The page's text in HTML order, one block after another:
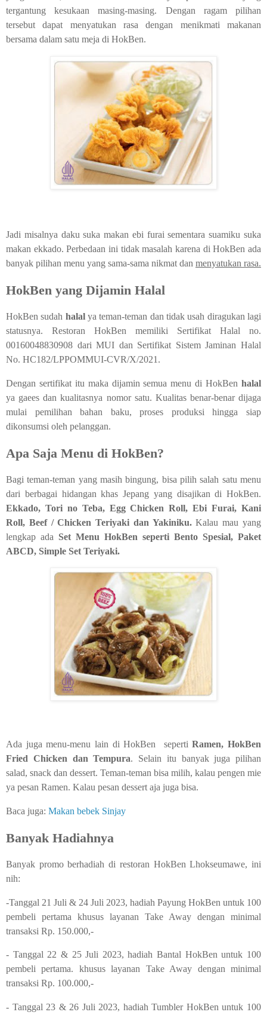
tergantung kesukaan masing-masing. Dengan ragam pilihan
tersebut dapat menyatukan rasa dengan menikmati makanan
bersama dalam satu meja di HokBen.
Jadi misalnya daku suka makan ebi furai sementara suamiku suka
makan ekkado. Perbedaan ini tidak masalah karena di HokBen ada
banyak pilihan menu yang sama-sama nikmat dan menyatukan rasa.
HokBen yang Dijamin Halal
HokBen sudah halalya teman-teman dan tidak usah diragukan lagi
statusnya. Restoran HokBen memiliki Sertifikat Halal no.
00160048830908 dari MUI dan Sertifikat Sistem Jaminan Halal
No. HC182/LPPOMMUI-CVR/X/2021.
Dengan sertifikat itu maka dijamin semua menu di HokBen halal
ya gaees dan kualitasnya nomor satu. Kualitas benar-benar dijaga
mulai pemilihan bahan baku, proses produksi hingga siap
dikonsumsi oleh pelanggan.
Apa Saja Menu di HokBen?
Bagi teman-teman yang masih bingung, bisa pilih salah satu menu
dari berbagai hidangan khas Jepang yang disajikan di HokBen.
Ekkado, Tori no Teba, Egg Chicken Roll, Ebi Furai, Kani
Roll, Beef / Chicken Teriyaki dan Yakiniku.Kalau mau yang
lengkap ada Set Menu HokBen seperti Bento Spesial, Paket
ABCD, Simple Set Teriyaki.
Ada juga menu-menu lain di HokBen sepertiRamen, HokBen
Fried Chicken dan Tempura. Selain itu banyak juga pilihan
salad, snack dan dessert. Teman-teman bisa milih, kalau pengen mie
ya pesan Ramen. Kalau pesan dessert aja juga bisa.
Baca juga: Makan bebek Sinjay
Banyak Hadiahnya
Banyak promo berhadiah di restoran HokBen Lhokseumawe, ini
nih:
-Tanggal 21 Juli & 24 Juli 2023, hadiah Payung HokBen untuk 100
pembeli pertama khusus layanan Take Away dengan minimal
transaksi Rp. 150.000,-
- Tanggal 22 & 25 Juli 2023, hadiah Bantal HokBen untuk 100
pembeli pertama. khusus layanan Take Away dengan minimal
transaksi Rp. 100.000,-
- Tanggal 23 & 26 Juli 2023, hadiah Tumbler HokBen untuk 100